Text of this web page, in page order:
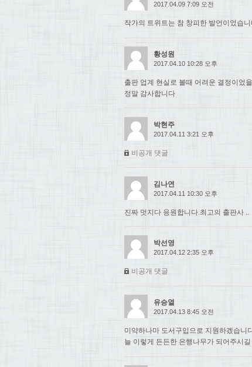
2017.04.09 7:09 오전
작가의 트위트는 참 창피한 발언이었습
황성원
2017.04.10 10:28 오후
출판 업계 현실로 볼때 어려운 결정이었
정말 감사합니다
박현주
2017.04.11 3:21 오후
비공개 댓글
김나연
2017.04.11 10:30 오후
진짜 멋지다 응원합니다.최고의 출판사 ..
박선영
2017.04.12 2:35 오후
비공개 댓글
유승열
2017.04.13 8:45 오전
미약하나마 도서구입으로 지원하겠습니
늘 이렇게 든든한 은행나무가 되어주시